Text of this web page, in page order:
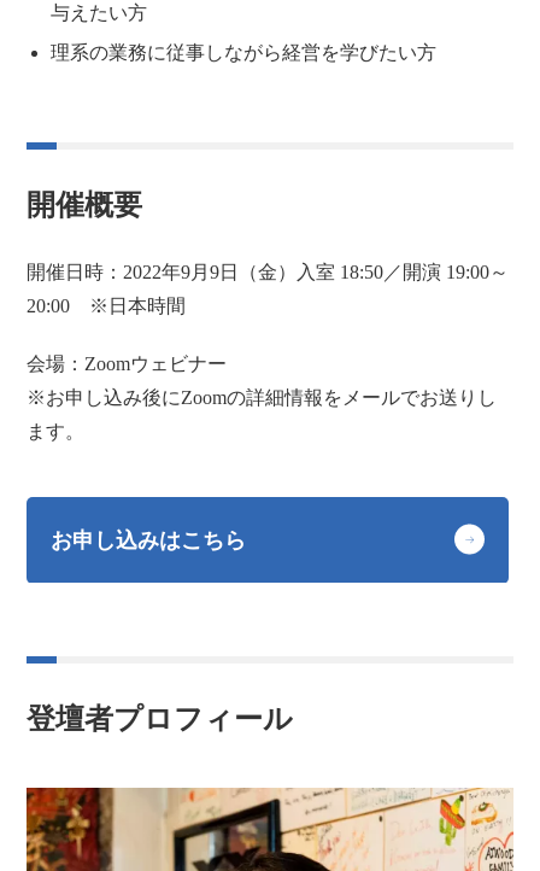
与えたい方
理系の業務に従事しながら経営を学びたい方
開催概要
開催日時：2022年9月9日（金）入室 18:50／開演 19:00～
20:00 ※日本時間
会場：Zoomウェビナー
※お申し込み後にZoomの詳細情報をメールでお送りし
ます。
お申し込みはこちら
登壇者プロフィール